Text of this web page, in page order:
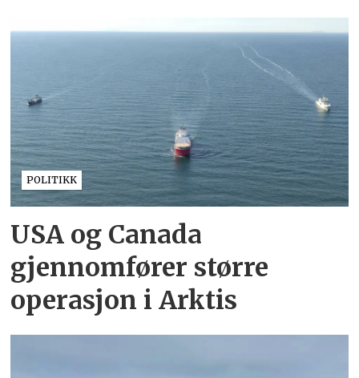
POLITIKK
USA og Canada
gjennomfører større
operasjon i Arktis